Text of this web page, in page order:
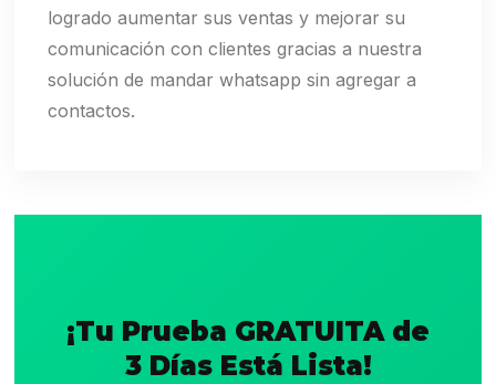
logrado aumentar sus ventas y mejorar su
comunicación con clientes gracias a nuestra
solución de mandar whatsapp sin agregar a
contactos.
¡Tu Prueba GRATUITA de
3 Días Está Lista!